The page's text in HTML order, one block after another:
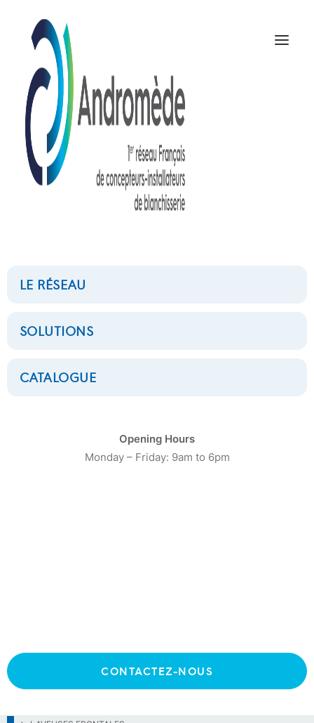
LE RÉSEAU
SOLUTIONS
CATALOGUE
Opening Hours
Monday – Friday: 9am to 6pm
CONTACTEZ-NOUS
presse a
thermofixer
CATÉGORIE DE PRODUIT
Séchoirs grosse capacité 9